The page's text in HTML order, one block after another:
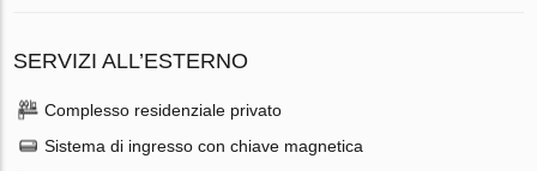
SERVIZI ALL’ESTERNO
Complesso residenziale privato
Sistema di ingresso con chiave magnetica